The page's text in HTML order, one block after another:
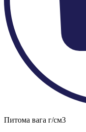
Питома вага г/см3